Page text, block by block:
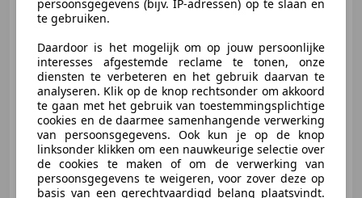
€ 1.500
03/2012 293.346 km Diesel
55 kW (75 PK)
persoonsgegevens (bijv. IP-adressen) op te slaan en
te gebruiken.
Daardoor is het mogelijk om op jouw persoonlijke
interesses afgestemde reclame te tonen, onze
diensten te verbeteren en het gebruik daarvan te
analyseren. Klik op de knop rechtsonder om akkoord
te gaan met het gebruik van toestemmingsplichtige
cookies en de daarmee samenhangende verwerking
van persoonsgegevens. Ook kun je op de knop
linksonder klikken om een nauwkeurige selectie over
de cookies te maken of om de verwerking van
persoonsgegevens te weigeren, voor zover deze op
basis van een gerechtvaardigd belang plaatsvindt.